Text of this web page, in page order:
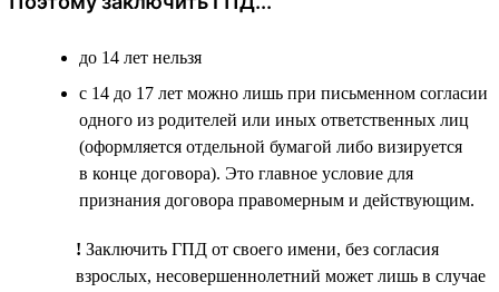
до 14 лет нельзя
с 14 до 17 лет можно лишь при письменном согласии
одного из родителей или иных ответственных лиц
(оформляется отдельной бумагой либо визируется
в конце договора). Это главное условие для
признания договора правомерным и действующим.
! Заключить ГПД от своего имени, без согласия
взрослых, несовершеннолетний может лишь в случае